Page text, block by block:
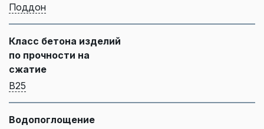
Поддон
Класс бетона изделий
по прочности на
сжатие
B25
Водопоглощение